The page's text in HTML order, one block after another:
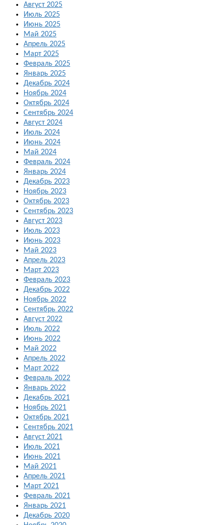
Август 2025
Июль 2025
Июнь 2025
Май 2025
Апрель 2025
Март 2025
Февраль 2025
Январь 2025
Декабрь 2024
Ноябрь 2024
Октябрь 2024
Сентябрь 2024
Август 2024
Июль 2024
Июнь 2024
Май 2024
Февраль 2024
Январь 2024
Декабрь 2023
Ноябрь 2023
Октябрь 2023
Сентябрь 2023
Август 2023
Июль 2023
Июнь 2023
Май 2023
Апрель 2023
Март 2023
Февраль 2023
Декабрь 2022
Ноябрь 2022
Сентябрь 2022
Август 2022
Июль 2022
Июнь 2022
Май 2022
Апрель 2022
Март 2022
Февраль 2022
Январь 2022
Декабрь 2021
Ноябрь 2021
Октябрь 2021
Сентябрь 2021
Август 2021
Июль 2021
Июнь 2021
Май 2021
Апрель 2021
Март 2021
Февраль 2021
Январь 2021
Декабрь 2020